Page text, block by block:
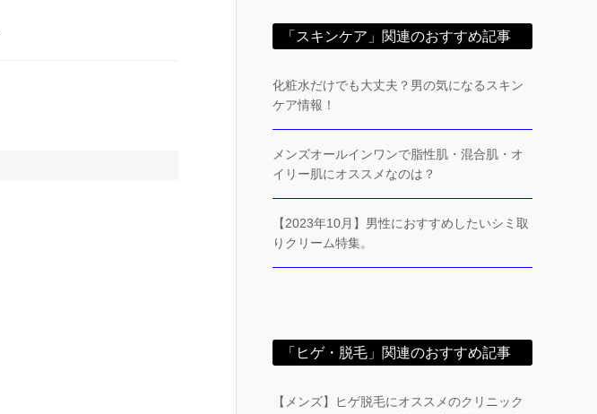
「スキンケア」関連のおすすめ記事
化粧水だけでも大丈夫？男の気になるスキン
ケア情報！
メンズオールインワンで脂性肌・混合肌・オ
イリー肌にオススメなのは？
【2023年10月】男性におすすめしたいシミ取
りクリーム特集。
「ヒゲ・脱毛」関連のおすすめ記事
【メンズ】ヒゲ脱毛にオススメのクリニック